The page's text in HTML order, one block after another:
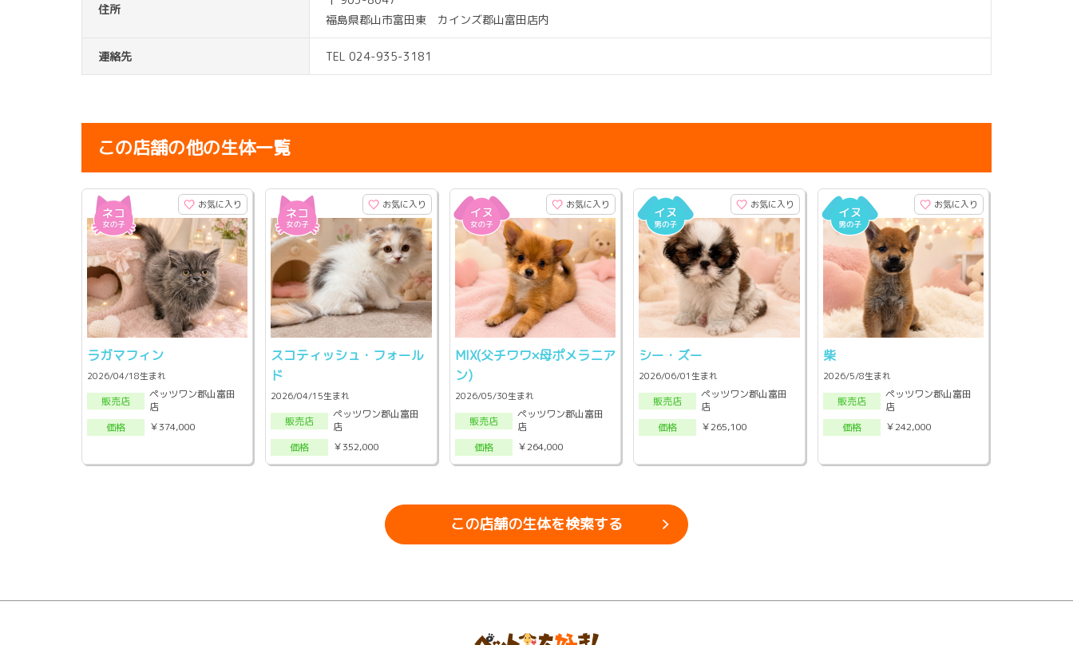
住所
福島県郡山市富田東 カインズ郡山富田店内
連絡先 TEL 024-935-3181
この店舗の他の生体一覧
お気に入り
ラガマフィン
2026/04/18生まれ
販売店
ペッツワン郡山富田
店
価格
￥374,000
お気に入り
スコティッシュ・フォール
ド
2026/04/15生まれ
販売店
ペッツワン郡山富田
店
価格
￥352,000
お気に入り
MIX(父チワワ×母ポメラニア
ン)
2026/05/30生まれ
販売店
ペッツワン郡山富田
店
価格
￥264,000
お気に入り
シー・ズー
2026/06/01生まれ
販売店
ペッツワン郡山富田
店
価格
￥265,100
お気に入り
柴
2026/5/8生まれ
販売店
ペッツワン郡山富田
店
価格
￥242,000
この店舗の生体を検索する